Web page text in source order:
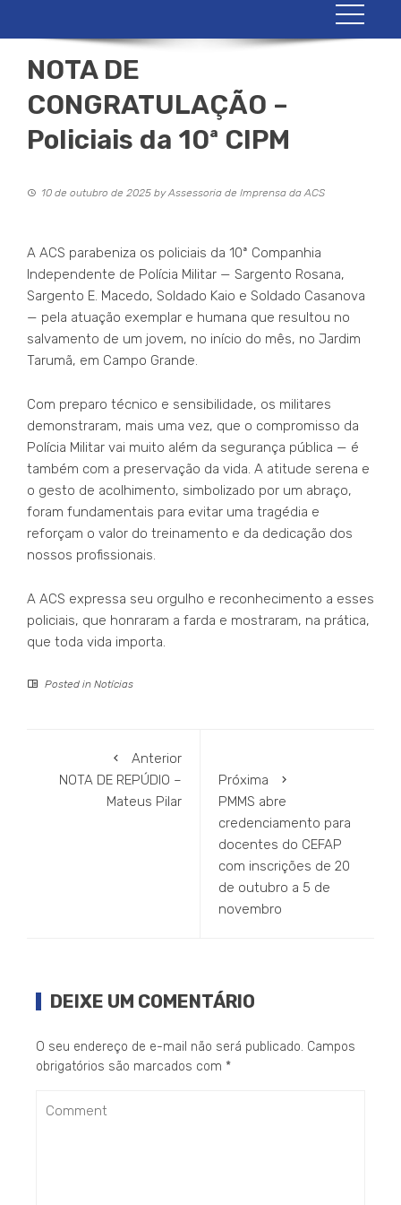
NOTA DE
CONGRATULAÇÃO –
Policiais da 10ª CIPM
10 de outubro de 2025 byAssessoria de Imprensa da ACS
A ACS parabeniza os policiais da 10ª Companhia
Independente de Polícia Militar — Sargento Rosana,
Sargento E. Macedo, Soldado Kaio e Soldado Casanova
— pela atuação exemplar e humana que resultou no
salvamento de um jovem, no início do mês, no Jardim
Tarumã, em Campo Grande.
Com preparo técnico e sensibilidade, os militares
demonstraram, mais uma vez, que o compromisso da
Polícia Militar vai muito além da segurança pública — é
também com a preservação da vida. A atitude serena e
o gesto de acolhimento, simbolizado por um abraço,
foram fundamentais para evitar uma tragédia e
reforçam o valor do treinamento e da dedicação dos
nossos profissionais.
A ACS expressa seu orgulho e reconhecimento a esses
policiais, que honraram a farda e mostraram, na prática,
que toda vida importa.
Posted in Notícias
Anterior
NOTA DE REPÚDIO –
Mateus Pilar
Próxima
PMMS abre
credenciamento para
docentes do CEFAP
com inscrições de 20
de outubro a 5 de
novembro
DEIXE UM COMENTÁRIO
O seu endereço de e-mail não será publicado. Campos
obrigatórios são marcados com *